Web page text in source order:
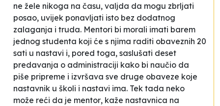
ne žele nikoga na času, valjda da mogu zbrljati
posao, uvijek ponavljati isto bez dodatnog
zalaganja i truda. Mentori bi morali imati barem
jednog studenta koji će s njima raditi obaveznih 20
sati u nastavi i, pored toga, saslušati deset
predavanja o administraciji kako bi naučio da
piše pripreme i izvršava sve druge obaveze koje
nastavnik u školi i nastavi ima. Tek tada neko
može reći da je mentor, kaže nastavnica na